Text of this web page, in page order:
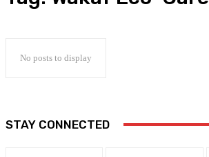
No posts to display
STAY CONNECTED